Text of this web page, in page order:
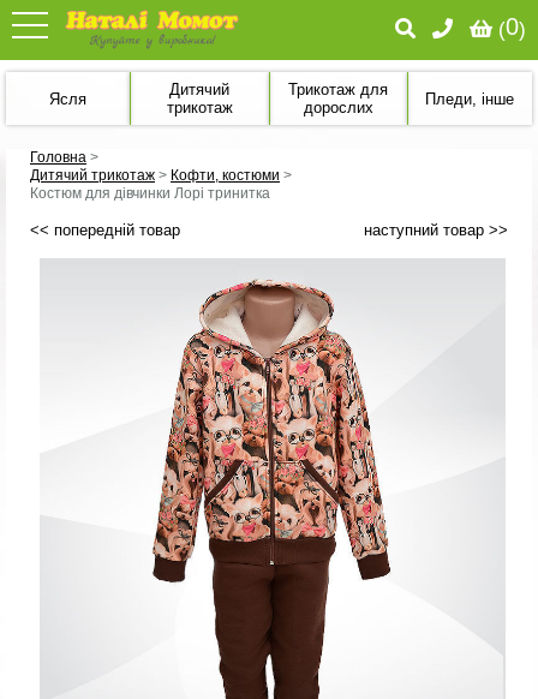
(0)
Ясля
Дитячий
трикотаж
Трикотаж для
дорослих
Пледи, інше
Головна >
Дитячий трикотаж > Кофти, костюми >
Костюм для дівчинки Лорі тринитка
<< попередній товар наступний товар >>